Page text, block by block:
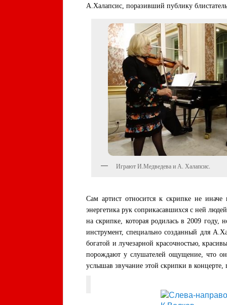
А.Халапсис, поразивший публику
Играют И.Медведева и А.
Сам артист относится к скрипке не
энергетика рук соприкасавшихся с ней
на скрипке, которая родилась в 2009 году,
инструмент, специально созданный для
богатой и лучезарной красочностью,
порождают у слушателей ощущение, что
услышав звучание этой скрипки в